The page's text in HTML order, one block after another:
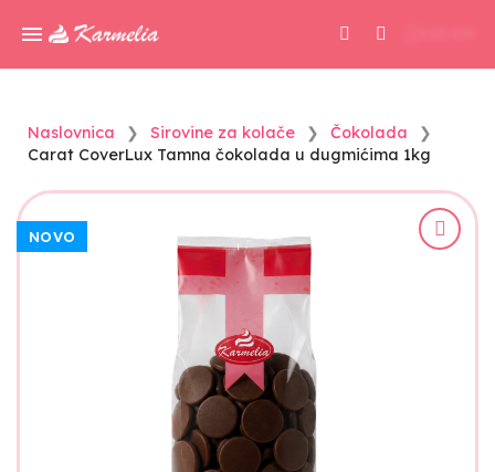
Naslovnica Sirovine za kolače
Čokolada
Carat CoverLux Tamna čokolada u dugmićima 1kg
NOVO